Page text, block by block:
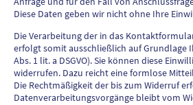
Diese Daten geben wir nicht ohne Ihre
Die Verarbeitung der in das
erfolgt somit ausschließlich auf Grundlage
Abs. 1 lit. a DSGVO). Sie können diese
widerrufen. Dazu reicht eine formlose
Die Rechtmäßigkeit der bis zum Widerruf
Datenverarbeitungsvorgänge bleibt vom